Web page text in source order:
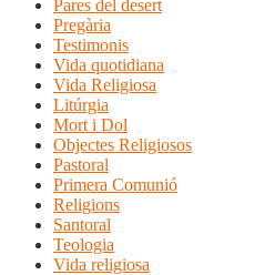
Pares del desert
Pregària
Testimonis
Vida quotidiana
Vida Religiosa
Litúrgia
Mort i Dol
Objectes Religiosos
Pastoral
Primera Comunió
Religions
Santoral
Teologia
Vida religiosa